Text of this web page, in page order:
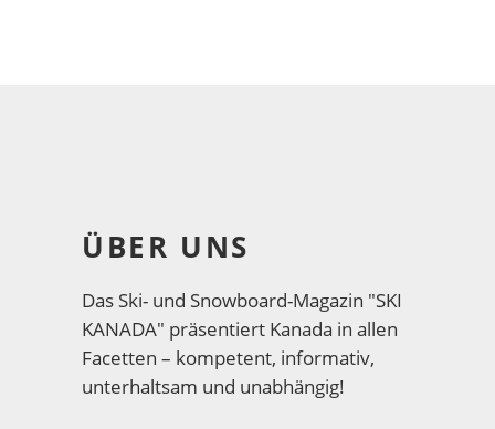
ÜBER UNS
Das Ski- und Snowboard-Magazin "SKI
KANADA" präsentiert Kanada in allen
Facetten – kompetent, informativ,
unterhaltsam und unabhängig!